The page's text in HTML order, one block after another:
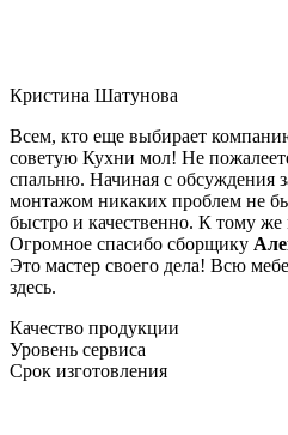
Кристина Шатунова
Всем, кто еще выбирает
советую Кухни мол! Не
спальню. Начиная с обсуждения
монтажом никаких проблем не
быстро и качественно. К тому
Огромное спасибо сборщику
Это мастер своего дела! Всю
здесь.
Качество продукции
Уровень сервиса
Срок изготовления